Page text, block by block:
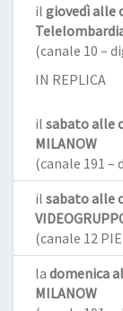
il giovedì alle
(canale 10 –
IN REPLICA
il sabato alle
MILANOW
(canale 191
il sabato alle
(canale 12
la domenica
MILANOW